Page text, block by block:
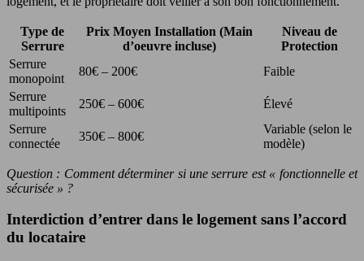
Type de
Serrure
Prix Moyen Installation (Main
d’oeuvre incluse)
Niveau de
Protection
Serrure
monopoint
80€ – 200€
Faible
Serrure
multipoints
250€ – 600€
Élevé
Serrure
connectée
350€ – 800€
Variable (selon le
modèle)
Question : Comment déterminer si une serrure est « fonctionnelle et
sécurisée » ?
Interdiction d’entrer dans le logement sans l’accord
du locataire